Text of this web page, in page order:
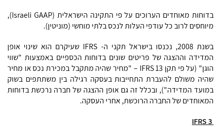
בדוחות מאוחדים הערוכים על פי התקינה הישראלית (Israeli GAAP),
מיוחסים לרוב כל עודפי העלות לנכס בלתי מוחשי (מוניטין).
בשנת 2008, נכנסו בישראל תקני ה- IFRS שעיקרם הוא שינוי אופן
המדידה וההצגה של פריטים שונים בדוחות הכספיים באמצעות "שווי
הוגן" (על פי תקן 13 IFRS – "מחיר שהיה מתקבל במכירת נכס או מחיר
שהיה משולם להעברת התחייבות בעסקה רגילה בין משתתפים בשוק
במועד המדידה"), ובכלל זה גם אופן ההצגה של חברה נרכשת בדוחות
המאוחדים של החברה הרוכשת, אחרי העסקה.
IFRS